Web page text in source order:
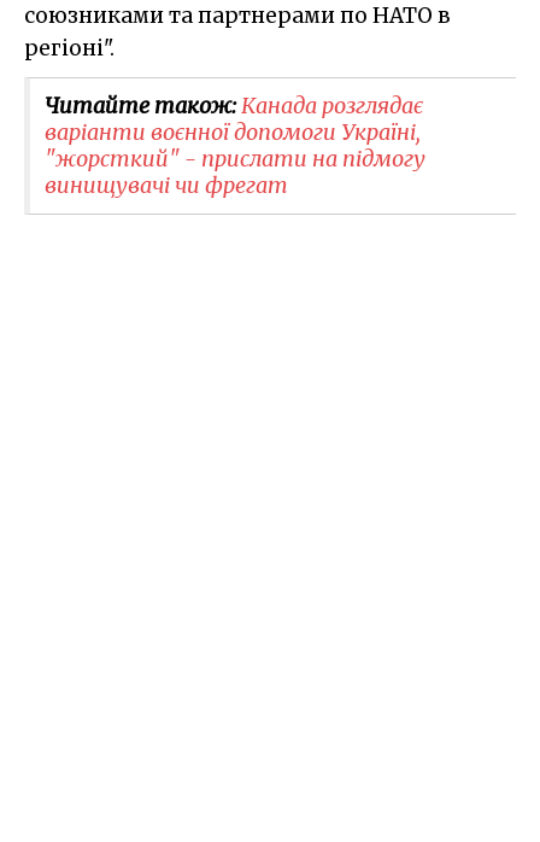
союзниками та партнерами по НАТО в
регіоні".
Читайте також:Канада розглядає
варіанти воєнної допомоги Україні,
"жорсткий" - прислати на підмогу
винищувачі чи фрегат